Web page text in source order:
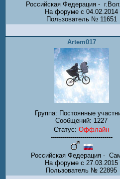
Российская Федерация -
На форуме с 04.02.2014
Пользователь № 11651
Artem017
Группа: Постоянные
Сообщений: 1227
Статус: Оффлайн
-------------------------------
Российская Федерация -
На форуме с 27.03.2015
Пользователь № 22895